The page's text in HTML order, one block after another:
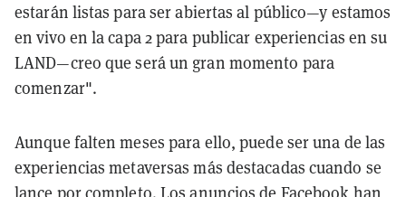
estarán listas para ser abiertas al público—y estamos
en vivo en la capa 2 para publicar experiencias en su
LAND—creo que será un gran momento para
comenzar".
Aunque falten meses para ello, puede ser una de las
experiencias metaversas más destacadas cuando se
lance por completo. Los anuncios de Facebook han